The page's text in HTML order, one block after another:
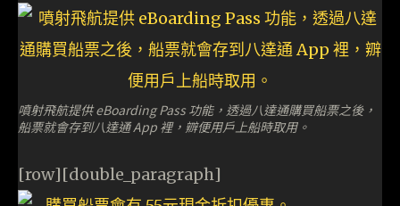
噴射飛航提供 eBoarding Pass 功能，透過八達通購買船票之後，
船票就會存到八達通 App 裡，辧便用戶上船時取用。
[row][double_paragraph]